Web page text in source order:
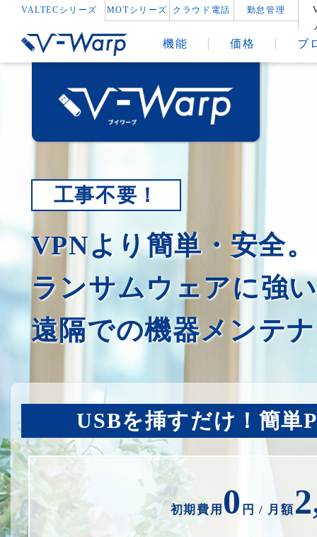
VALTECシリーズ MOTシリーズ クラウド電話 勤怠管理
機能 価格 ブ
工事不要！
VPNより簡単・安全。
ランサムウェアに強
遠隔での機器メンテ
USBを挿すだけ！簡単
初期費用 0 円 / 月額